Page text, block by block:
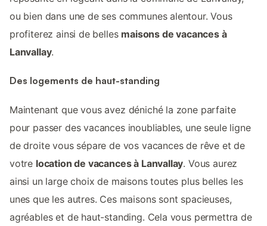
ou bien dans une de ses communes alentour. Vous
profiterez ainsi de belles maisons de vacances à
Lanvallay.
Des logements de haut-standing
Maintenant que vous avez déniché la zone parfaite
pour passer des vacances inoubliables, une seule ligne
de droite vous sépare de vos vacances de rêve et de
votre location de vacances à Lanvallay. Vous aurez
ainsi un large choix de maisons toutes plus belles les
unes que les autres. Ces maisons sont spacieuses,
agréables et de haut-standing. Cela vous permettra de